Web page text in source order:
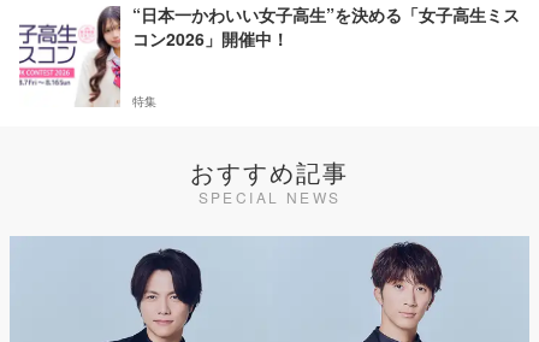
“日本一かわいい女子高生”を決める「女子高生ミス
コン2026」開催中！
特集
おすすめ記事
SPECIAL NEWS